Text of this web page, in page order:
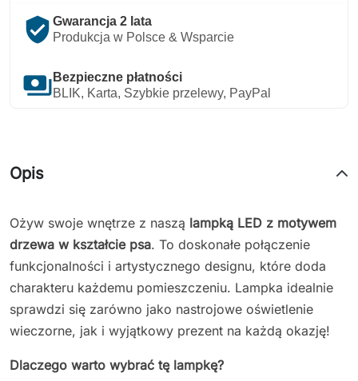
verified_user Gwarancja 2 lata
Produkcja w Polsce & Wsparcie
payments Bezpieczne płatności
BLIK, Karta, Szybkie przelewy, PayPal
Opis
Ożyw swoje wnętrze z naszą lampką LED z motywem
drzewa w kształcie psa. To doskonałe połączenie
funkcjonalności i artystycznego designu, które doda
charakteru każdemu pomieszczeniu. Lampka idealnie
sprawdzi się zarówno jako nastrojowe oświetlenie
wieczorne, jak i wyjątkowy prezent na każdą okazję!
Dlaczego warto wybrać tę lampkę?